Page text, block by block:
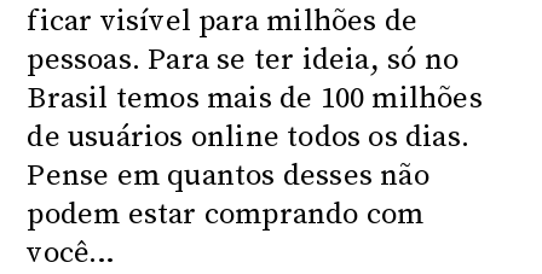
ficar visível para milhões de
pessoas. Para se ter ideia, só no
Brasil temos mais de 100 milhões
de usuários online todos os dias.
Pense em quantos desses não
podem estar comprando com
você…